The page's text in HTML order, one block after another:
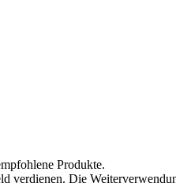
Produkte.
Die